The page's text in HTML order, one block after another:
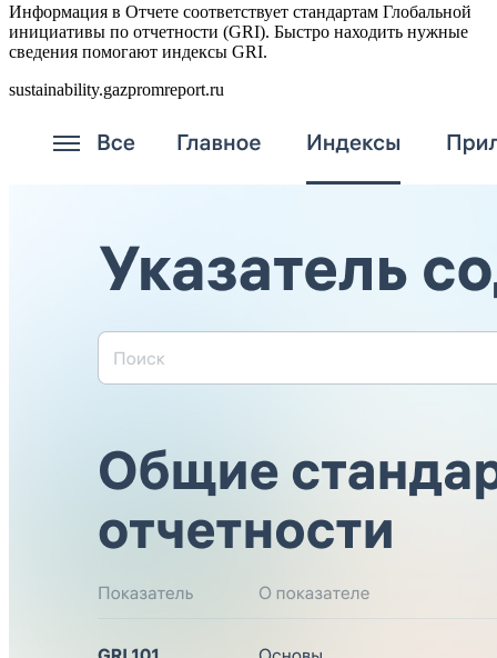
Информация в Отчете соответствует стандартам Глобальной
инициативы по отчетности (GRI). Быстро находить нужные
сведения помогают индексы GRI.
sustainability.gazpromreport.ru